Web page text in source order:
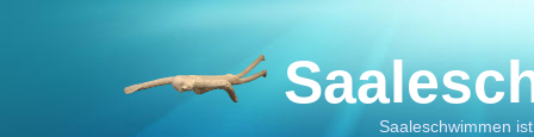
Saaleschwimmen